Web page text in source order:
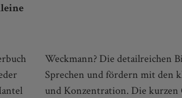
Weckmann? Die detailreichen
Sprechen und fördern mit den
und Konzentration. Die kurzen